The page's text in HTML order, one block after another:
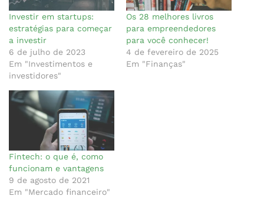
Investir em startups:
estratégias para começar
a investir
6 de julho de 2023
Em "Investimentos e
investidores"
Os 28 melhores livros
para empreendedores
para você conhecer!
4 de fevereiro de 2025
Em "Finanças"
Fintech: o que é, como
funcionam e vantagens
9 de agosto de 2021
Em "Mercado financeiro"